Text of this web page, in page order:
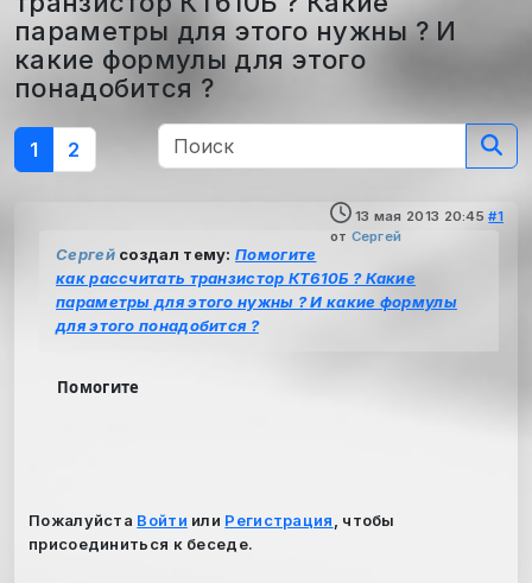
параметры для этого нужны ? И
какие формулы для этого
понадобится ?
1 2
13 мая 2013 20:45 #1
от Сергей
Сергейсоздал тему:Помогите
как рассчитать транзистор КТ610Б ? Какие
параметры для этого нужны ? И какие формулы
для этого понадобится ?
Помогите
Пожалуйста Войти или Регистрация
, чтобы
присоединиться к беседе.